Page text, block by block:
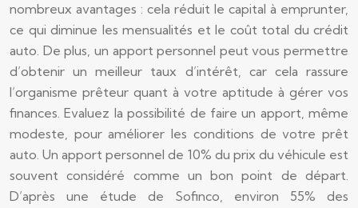
nombreux avantages : cela réduit le capital à emprunter,
ce qui diminue les mensualités et le coût total du crédit
auto. De plus, un apport personnel peut vous permettre
d’obtenir un meilleur taux d’intérêt, car cela rassure
l’organisme prêteur quant à votre aptitude à gérer vos
finances. Evaluez la possibilité de faire un apport, même
modeste, pour améliorer les conditions de votre prêt
auto. Un apport personnel de 10% du prix du véhicule est
souvent considéré comme un bon point de départ.
D’après une étude de Sofinco, environ 55% des